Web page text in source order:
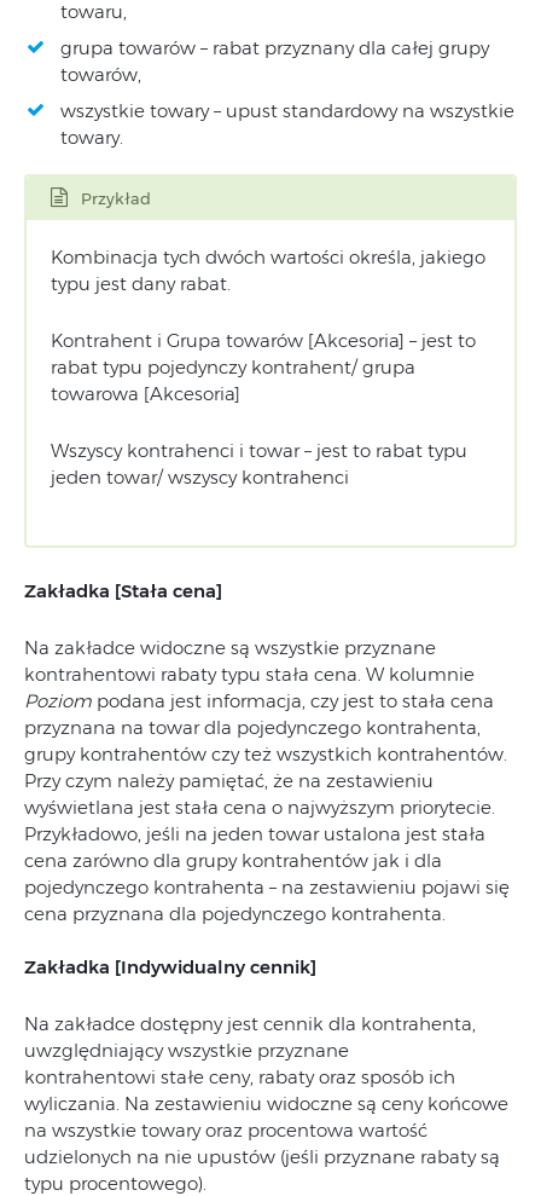
towaru,
grupa towarów – rabat przyznany dla całej grupy
towarów,
wszystkie towary – upust standardowy na wszystkie
towary.
Przykład
Kombinacja tych dwóch wartości określa, jakiego
typu jest dany rabat.
Kontrahent i Grupa towarów [Akcesoria] – jest to
rabat typu pojedynczy kontrahent/ grupa
towarowa [Akcesoria]
Wszyscy kontrahenci i towar – jest to rabat typu
jeden towar/ wszyscy kontrahenci
Zakładka [Stała cena]
Na zakładce widoczne są wszystkie przyznane
kontrahentowi rabaty typu stała cena. W kolumnie
Poziom podana jest informacja, czy jest to stała cena
przyznana na towar dla pojedynczego kontrahenta,
grupy kontrahentów czy też wszystkich kontrahentów.
Przy czym należy pamiętać, że na zestawieniu
wyświetlana jest stała cena o najwyższym priorytecie.
Przykładowo, jeśli na jeden towar ustalona jest stała
cena zarówno dla grupy kontrahentów jak i dla
pojedynczego kontrahenta – na zestawieniu pojawi się
cena przyznana dla pojedynczego kontrahenta.
Zakładka [Indywidualny cennik]
Na zakładce dostępny jest cennik dla kontrahenta,
uwzględniający wszystkie przyznane
kontrahentowi stałe ceny, rabaty oraz sposób ich
wyliczania. Na zestawieniu widoczne są ceny końcowe
na wszystkie towary oraz procentowa wartość
udzielonych na nie upustów (jeśli przyznane rabaty są
typu procentowego).